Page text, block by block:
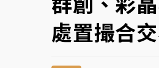
父親節泡湯了！中
▲
▼
處置撮合